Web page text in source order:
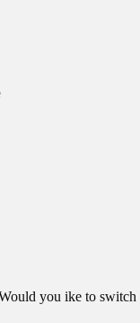
you ike to switch